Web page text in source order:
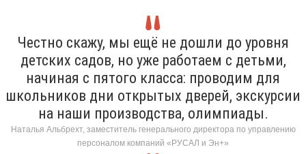
Честно скажу, мы ещё не дошли до уровня
детских садов, но уже работаем с детьми,
начиная с пятого класса: проводим для
школьников дни открытых дверей, экскурсии
на наши производства, олимпиады.
Наталья Альбрехт, заместитель генерального директора по управлению
персоналом компаний «РУСАЛ и Эн+»